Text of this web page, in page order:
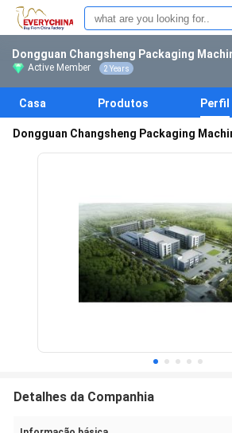
Dongguan Changsheng Packaging
Active Member 2 Years
Casa Produtos Perfil
Dongguan Changsheng Packaging
Detalhes da Companhia